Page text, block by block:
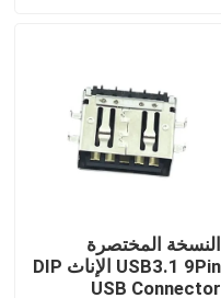
النسخة المختصرة
USB3.1 9Pin الإناث DIP
USB Connector